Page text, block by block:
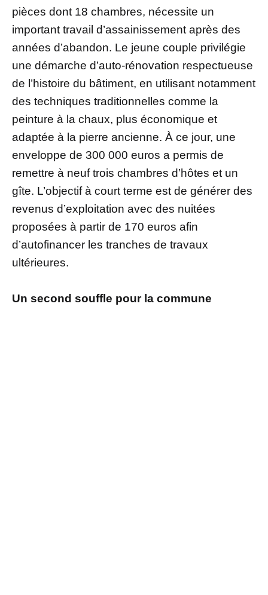
pièces dont 18 chambres, nécessite un
important travail d’assainissement après des
années d’abandon. Le jeune couple privilégie
une démarche d’auto-rénovation respectueuse
de l’histoire du bâtiment, en utilisant notamment
des techniques traditionnelles comme la
peinture à la chaux, plus économique et
adaptée à la pierre ancienne. À ce jour, une
enveloppe de 300 000 euros a permis de
remettre à neuf trois chambres d’hôtes et un
gîte. L’objectif à court terme est de générer des
revenus d’exploitation avec des nuitées
proposées à partir de 170 euros afin
d’autofinancer les tranches de travaux
ultérieures.
Un second souffle pour la commune